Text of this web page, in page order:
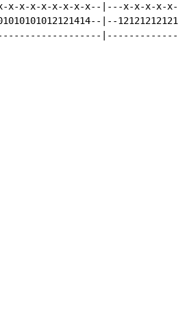
x-x-x-x-x-x-x-x--|---x-x-x-x-x-
|--